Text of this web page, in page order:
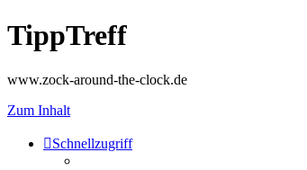
TippTreff
www.zock-around-the-clock.de
Zum Inhalt
Schnellzugriff